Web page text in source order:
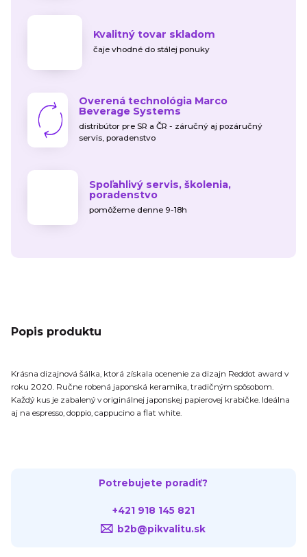
Kvalitný tovar skladom
čaje vhodné do stálej ponuky
Overená technológia Marco
Beverage Systems
distribútor pre SR a ČR - záručný aj pozáručný
servis, poradenstvo
Spoľahlivý servis, školenia,
poradenstvo
pomôžeme denne 9-18h
Popis produktu
Krásna dizajnová šálka, ktorá získala ocenenie za dizajn Reddot award v
roku 2020. Ručne robená japonská keramika, tradičným spôsobom.
Každý kus je zabalený v originálnej japonskej papierovej krabičke. Ideálna
aj na espresso, doppio, cappucino a flat white.
Potrebujete poradiť?
+421 918 145 821
b2b@pikvalitu.sk